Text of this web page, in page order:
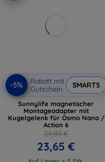
-5%
Rabatt mit
Gutschein
SMART5
Sunnylife magnetischer
Montageadapter mit
Kugelgelenk für Osmo Nano /
Action 6
24,89 €
23,65 €